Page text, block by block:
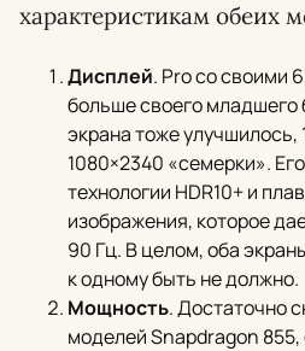
характеристикам обеих
Дисплей. Pro со своими
больше своего младшего
экрана тоже улучшилось,
1080×2340 «семерки».
технологии HDR10+ и
изображения, которое
90 Гц. В целом, оба
к одному быть не должно.
Мощность. Достаточно
моделей Snapdragon